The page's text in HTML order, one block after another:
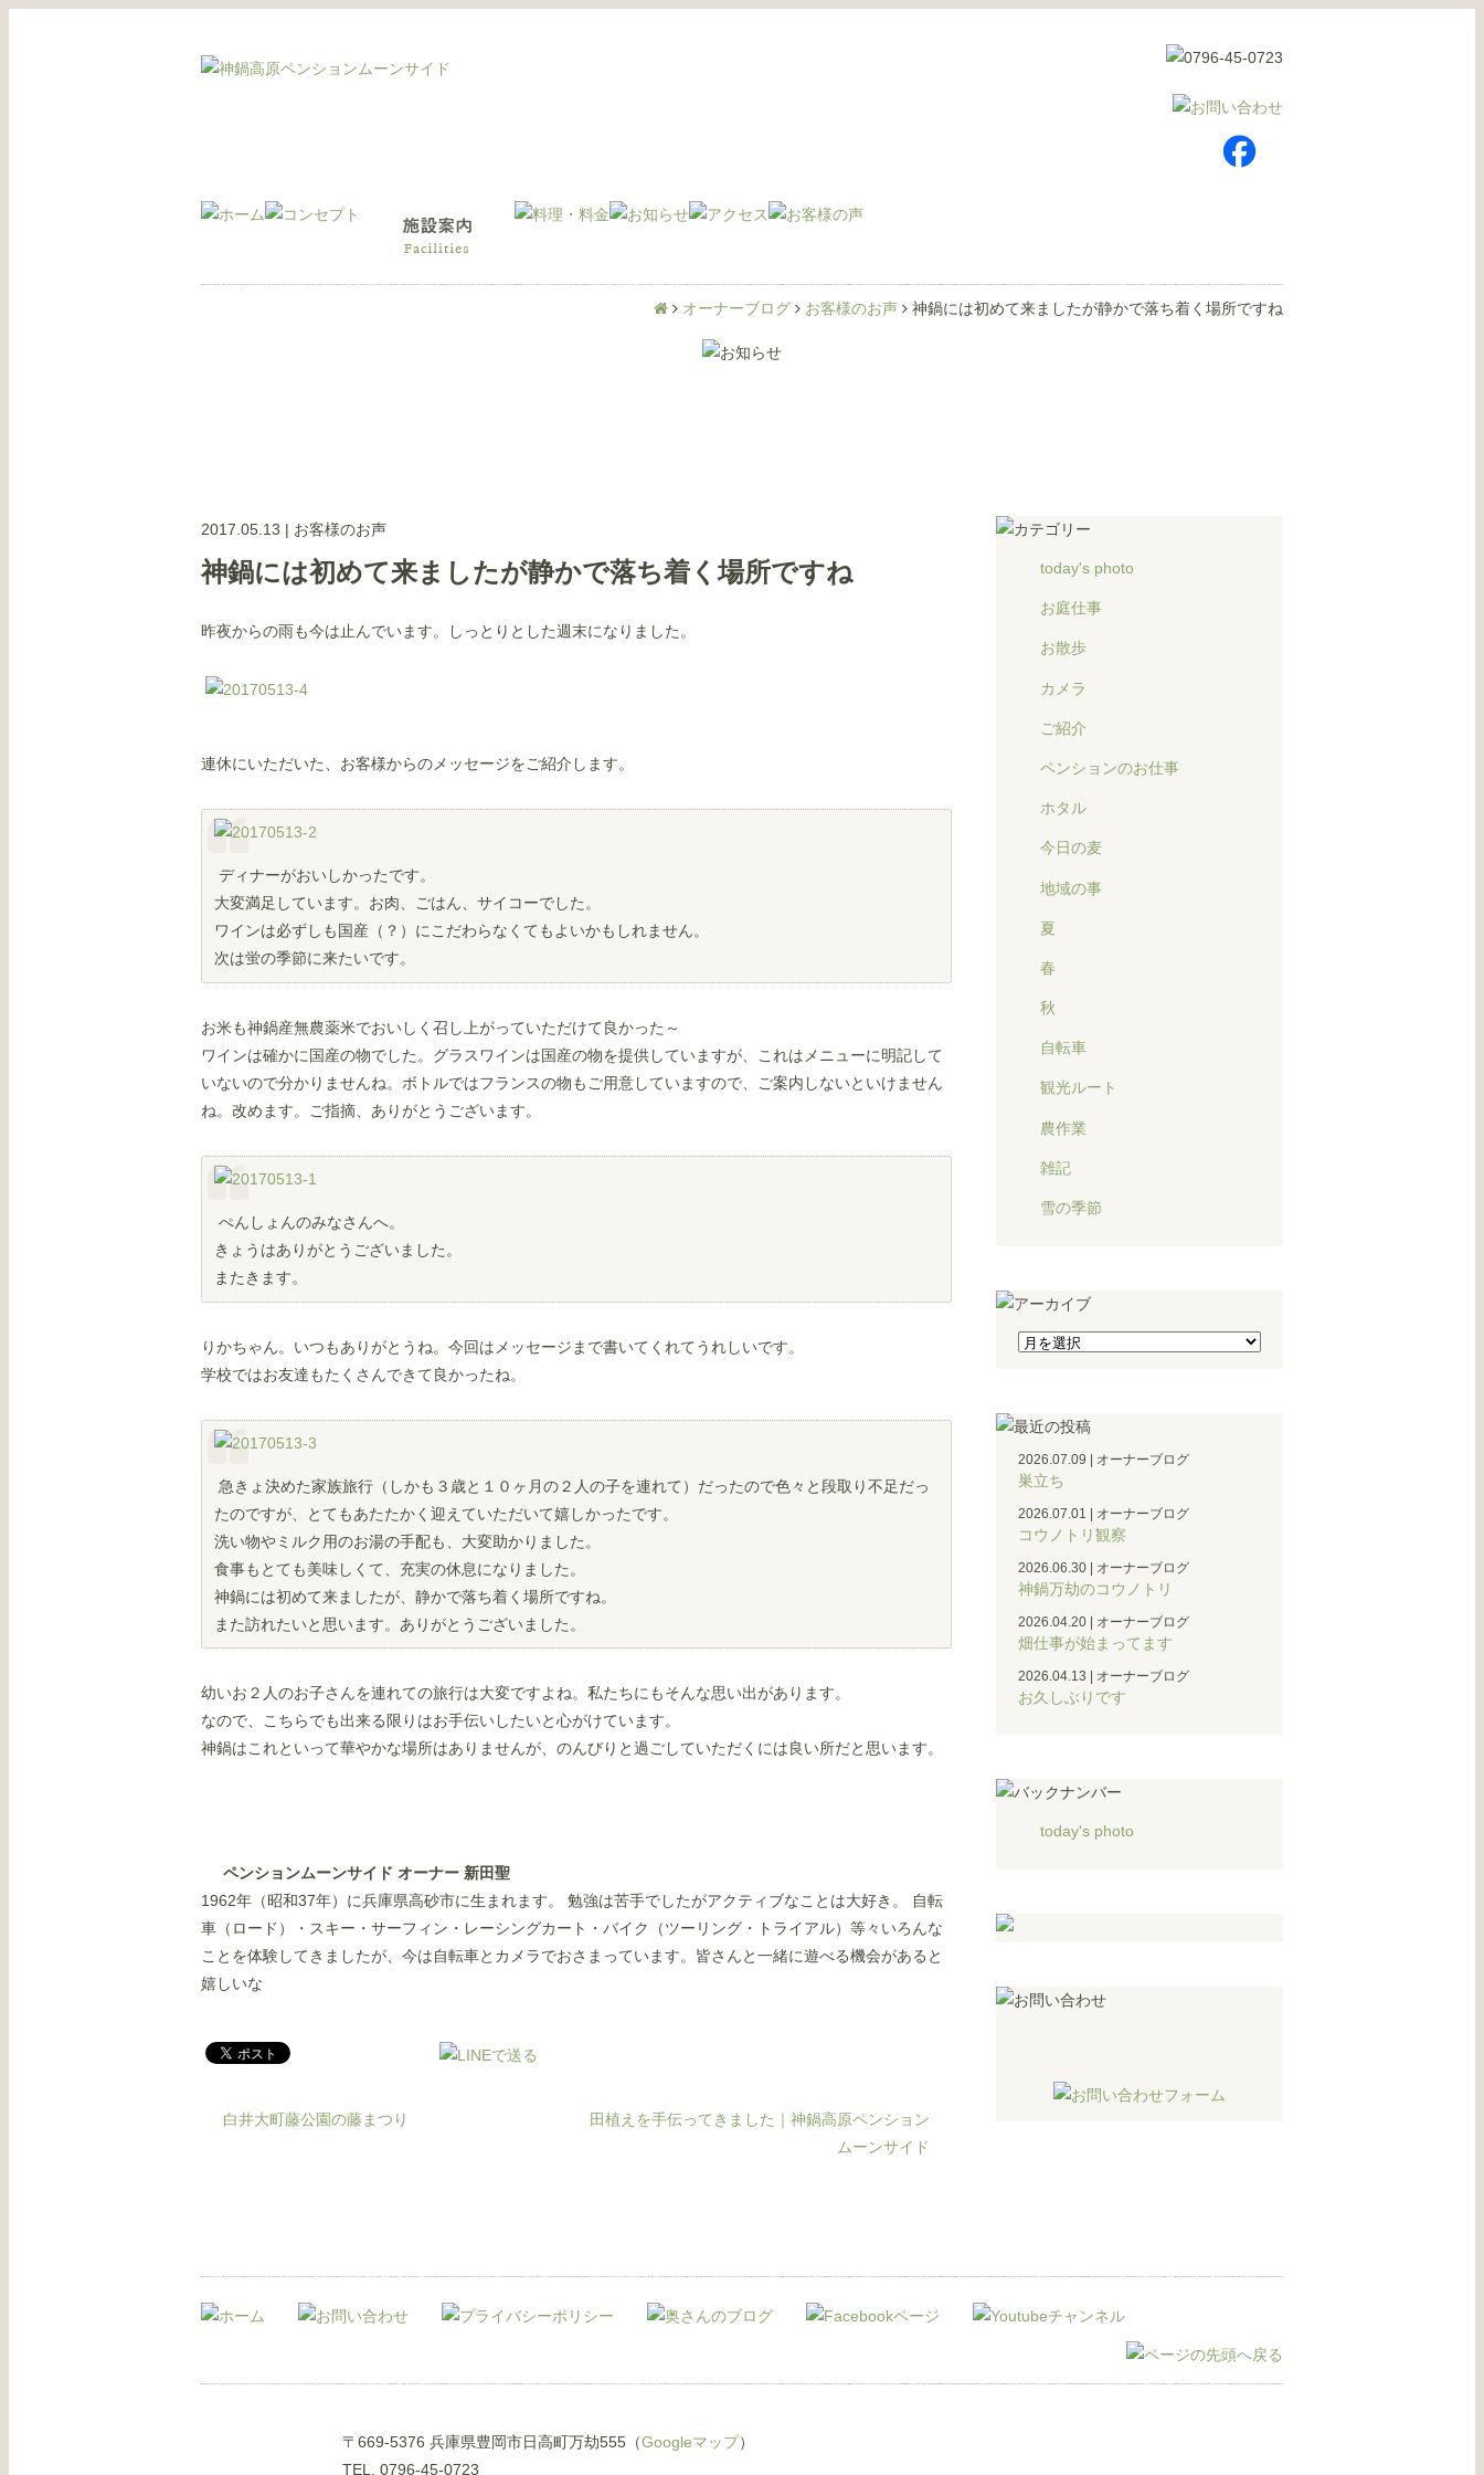
オーナーブログ お客様のお声 神鍋には初めて来ましたが静かで落ち着く場所ですね
2017.05.13 | お客様のお声
神鍋には初めて来ましたが静かで落ち着く場所ですね
昨夜からの雨も今は止んでいます。しっとりとした週末になりました。
連休にいただいた、お客様からのメッセージをご紹介します。
ディナーがおいしかったです。
大変満足しています。お肉、ごはん、サイコーでした。
ワインは必ずしも国産（？）にこだわらなくてもよいかもしれません。
次は蛍の季節に来たいです。
お米も神鍋産無農薬米でおいしく召し上がっていただけて良かった～
ワインは確かに国産の物でした。グラスワインは国産の物を提供していますが、これはメニューに明記して
いないので分かりませんね。ボトルではフランスの物もご用意していますので、ご案内しないといけません
ね。改めます。ご指摘、ありがとうございます。
ぺんしょんのみなさんへ。
きょうはありがとうございました。
またきます。
りかちゃん。いつもありがとうね。今回はメッセージまで書いてくれてうれしいです。
学校ではお友達もたくさんできて良かったね。
急きょ決めた家族旅行（しかも３歳と１０ヶ月の２人の子を連れて）だったので色々と段取り不足だっ
たのですが、とてもあたたかく迎えていただいて嬉しかったです。
洗い物やミルク用のお湯の手配も、大変助かりました。
食事もとても美味しくて、充実の休息になりました。
神鍋には初めて来ましたが、静かで落ち着く場所ですね。
また訪れたいと思います。ありがとうございました。
幼いお２人のお子さんを連れての旅行は大変ですよね。私たちにもそんな思い出があります。
なので、こちらでも出来る限りはお手伝いしたいと心がけています。
神鍋はこれといって華やかな場所はありませんが、のんびりと過ごしていただくには良い所だと思います。
ペンションムーンサイド オーナー 新田聖
1962年（昭和37年）に兵庫県高砂市に生まれます。 勉強は苦手でしたがアクティブなことは大好き。 自転
車（ロード）・スキー・サーフィン・レーシングカート・バイク（ツーリング・トライアル）等々いろんな
ことを体験してきましたが、今は自転車とカメラでおさまっています。皆さんと一緒に遊べる機会があると
嬉しいな
白井大町藤公園の藤まつり
田植えを手伝ってきました｜神鍋高原ペンション
ムーンサイド
today's photo
お庭仕事
お散歩
カメラ
ご紹介
ペンションのお仕事
ホタル
今日の麦
地域の事
夏
春
秋
自転車
観光ルート
農作業
雑記
雪の季節
2026.07.09 オーナーブログ
巣立ち
2026.07.01 オーナーブログ
コウノトリ観察
2026.06.30 オーナーブログ
神鍋万劫のコウノトリ
2026.04.20 オーナーブログ
畑仕事が始まってます
2026.04.13 オーナーブログ
お久しぶりです
today's photo
〒669-5376 兵庫県豊岡市日高町万劫555（Googleマップ）
TEL. 0796-45-0723